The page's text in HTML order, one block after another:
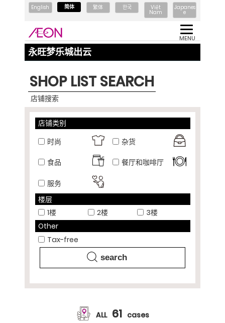
English 简体 繁体 한국 Việt
Nam
Japanes
e
MENU
永旺梦乐城出云
SHOP LIST SEARCH
店铺搜索
店铺类别
时尚
杂货
食品 餐厅和咖啡厅
服务
楼层
1楼
2楼
3楼
Other
Tax-free
ALL 61 cases